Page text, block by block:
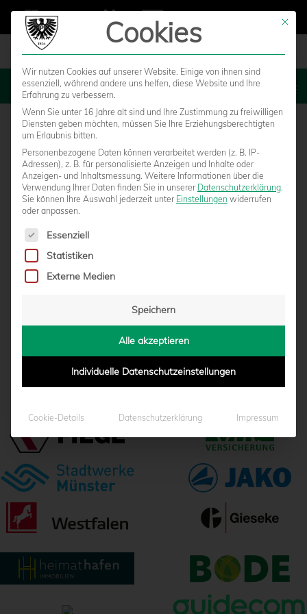
MENU
MORITZ SCHWEGMANN
Mit
Cookies
Wir nutzen Cookies auf unserer Website. Einige von ihnen sind
essenziell, während andere uns helfen, diese Website und Ihre
Erfahrung zu verbessern.
Wenn Sie unter 16 Jahre alt sind und Ihre Zustimmung zu freiwilligen
Diensten geben möchten, müssen Sie Ihre Erziehungsberechtigten
um Erlaubnis bitten.
Personenbezogene Daten können verarbeitet werden (z. B. IP-
Adressen), z. B. für personalisierte Anzeigen und Inhalte oder
Anzeigen- und Inhaltsmessung. Weitere Informationen über die
Verwendung Ihrer Daten finden Sie in unserer Datenschutzerklärung.
Sie können Ihre Auswahl jederzeit unter Einstellungen widerrufen
oder anpassen.
Es folgt eine Liste der Service-Gruppen, für die eine
Essenziell
Statistiken
Externe Medien
Speichern
Alle akzeptieren
Individuelle Datenschutzeinstellungen
Cookie-Details Datenschutzerklärung Impressum